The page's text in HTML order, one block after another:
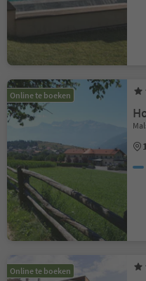
Online te boeken
Online te boeken